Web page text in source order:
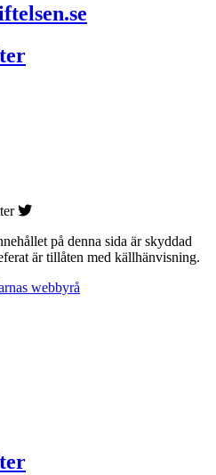
på denna sida är skyddad
är tillåten med källhänvisning.
webbyrå